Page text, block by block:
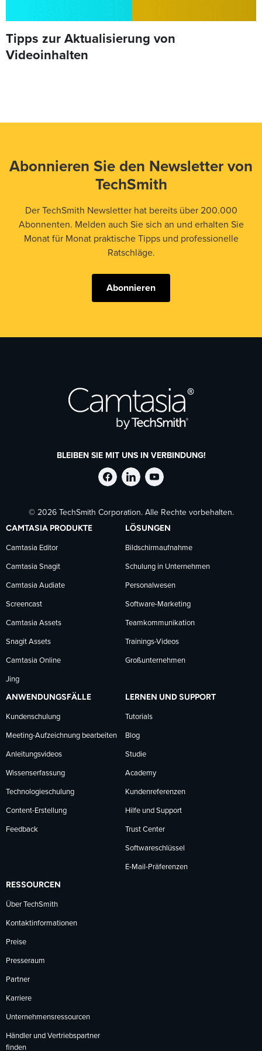
Tipps zur Aktualisierung von
Videoinhalten
Abonnieren Sie den Newsletter von
TechSmith
Der TechSmith Newsletter hat bereits über 200.000
Abonnenten. Melden auch Sie sich an und erhalten Sie
Monat für Monat praktische Tipps und professionelle
Ratschläge.
Abonnieren
BLEIBEN SIE MIT UNS IN VERBINDUNG!
TechSmith
auf
Facebook
folgen
TechSmith
auf
LinkedIn
folgen
TechSmith
auf
YouTube
folgen
© 2026 TechSmith Corporation. Alle Rechte vorbehalten.
CAMTASIA PRODUKTE
Camtasia Editor
Camtasia Snagit
Camtasia Audiate
Screencast
Camtasia Assets
Snagit Assets
Camtasia Online
Jing
LÖSUNGEN
Bildschirmaufnahme
Schulung in Unternehmen
Personalwesen
Software-Marketing
Teamkommunikation
Trainings-Videos
Großunternehmen
ANWENDUNGSFÄLLE
Kundenschulung
Meeting-Aufzeichnung bearbeiten
Anleitungsvideos
Wissenserfassung
Technologieschulung
Content-Erstellung
Feedback
LERNEN UND SUPPORT
Tutorials
Blog
Studie
Academy
Kundenreferenzen
Hilfe und Support
Trust Center
Softwareschlüssel
E-Mail-Präferenzen
RESSOURCEN
Über TechSmith
Kontaktinformationen
Preise
Presseraum
Partner
Karriere
Unternehmensressourcen
Händler und Vertriebspartner
finden